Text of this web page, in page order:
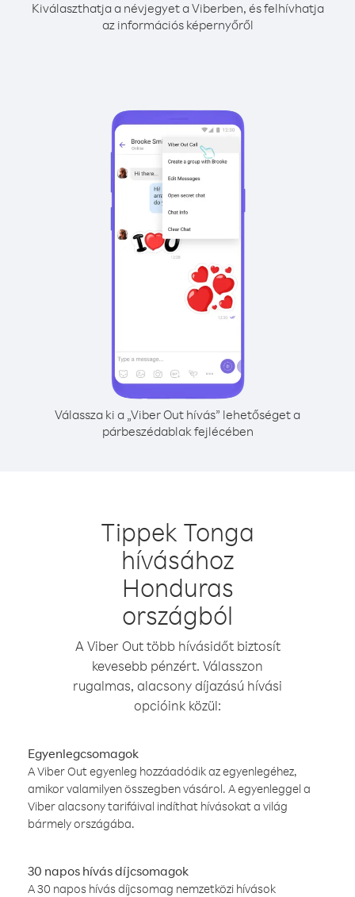
Kiválaszthatja a névjegyet a Viberben, és felhívhatja
az információs képernyőről
Válassza ki a „Viber Out hívás” lehetőséget a
párbeszédablak fejlécében
Tippek Tonga
hívásához
Honduras
országból
A Viber Out több hívásidőt biztosít
kevesebb pénzért. Válasszon
rugalmas, alacsony díjazású hívási
opcióink közül:
Egyenlegcsomagok
A Viber Out egyenleg hozzáadódik az egyenlegéhez,
amikor valamilyen összegben vásárol. A egyenleggel a
Viber alacsony tarifáival indíthat hívásokat a világ
bármely országába.
30 napos hívás díjcsomagok
A 30 napos hívás díjcsomag nemzetközi hívások